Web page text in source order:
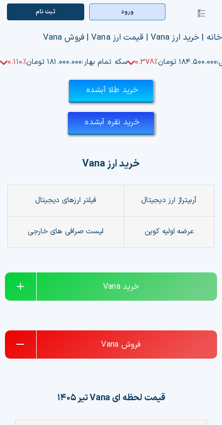
content
کنترلر
صفحه‌بندی
صفحه اصلی
بازار ارزها
تابلوخوانی ارزهای دیجیتال
چت جی پی تی رایگان
ورود ثبت‌ نام
خانه | خرید ارز Vana | قیمت ارز Vana | فروش Vana
۱۸۴.۵۰۰.۰۰۰ تومان 0.378% سکه تمام بهار:۱۸۱.۰۰۰.۰۰۰ تومان 0.110%
خرید طلا آبشده
خرید نقره آبشده
خرید ارزVana
آربیتراژ ارز دیجیتال فیلتر ارزهای دیجیتال
عرضه اولیه کوین لیست صرافی های خارجی
خریدVana
فروش Vana
قیمت لحظه ایVanaتیر ۱۴۰۵